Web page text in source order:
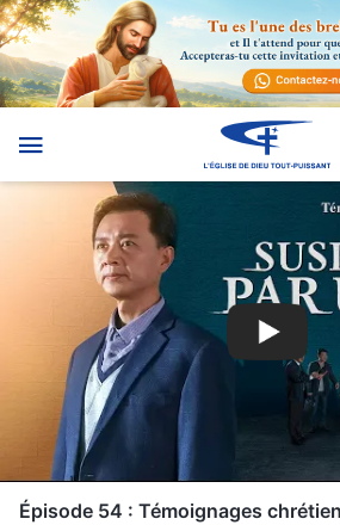
Épisode 54 : Témoignages